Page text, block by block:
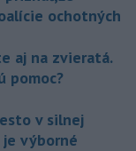
ochotných
aj na zvieratá.
pomoc?
v silnej
výborné